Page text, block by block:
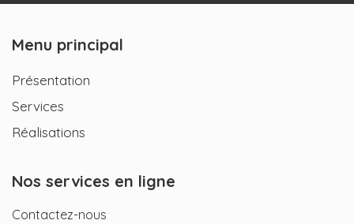
Menu principal
Présentation
Services
Réalisations
Nos services en ligne
Contactez-nous